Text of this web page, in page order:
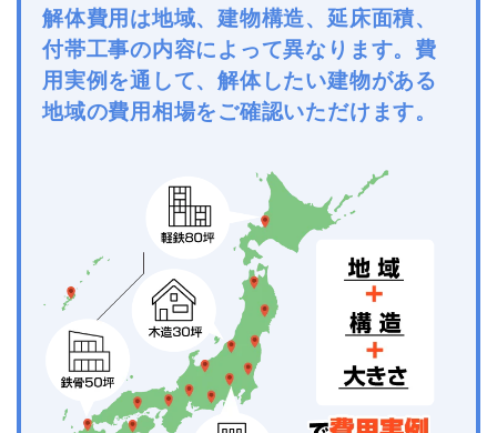
解体費用は地域、建物構造、延床面積、
付帯工事の内容によって異なります。費
用実例を通して、解体したい建物がある
地域の費用相場をご確認いただけます。